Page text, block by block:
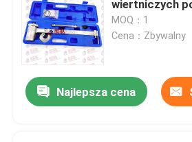
Sprzęt do badań nieniszczących
wiertniczych
MOQ：1
Cena：Zbywalny
Najlepsza cena